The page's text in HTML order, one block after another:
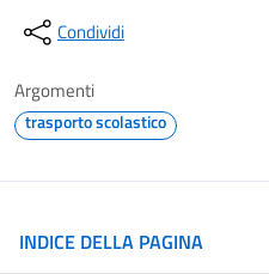
Condividi
Argomenti
trasporto scolastico
INDICE DELLA PAGINA